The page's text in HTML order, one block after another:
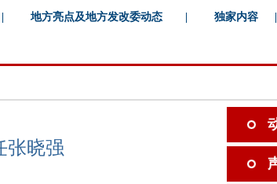
地方亮点及地方发改委动态 独家内容
张晓强